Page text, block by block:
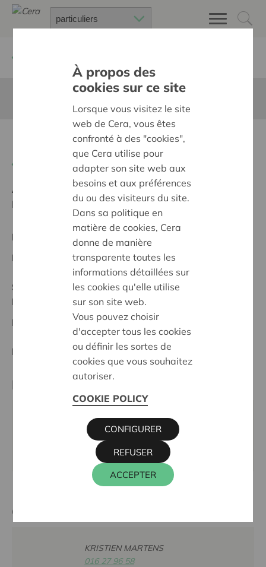
Bouwaanvraag
Ambition:
Une société solidaire et respectueuse, sans
barrières
Projet régional
Date de début:06/10/2025
Statut:
Leuven
Date de décision:06/10/2025
Décision: Approuvé
Partenaire
SCOUTS SINT PAULUS DERDE LEUVEN, Fam. De
Bayostraat 24, 3000 LEUVEN
vzw@scoutssintpaulus.be
Cera contact
KRISTIEN MARTENS
016 27 96 58
À propos des
cookies sur ce site
Lorsque vous visitez le site
web de Cera, vous êtes
confronté à des "cookies",
que Cera utilise pour
adapter son site web aux
besoins et aux préférences
du ou des visiteurs du site.
Dans sa politique en
matière de cookies, Cera
donne de manière
transparente toutes les
informations détaillées sur
les cookies qu'elle utilise
sur son site web.
Vous pouvez choisir
d'accepter tous les cookies
ou définir les sortes de
cookies que vous souhaitez
autoriser.
COOKIE POLICY
ACCEPTER
REFUSER
CONFIGURER